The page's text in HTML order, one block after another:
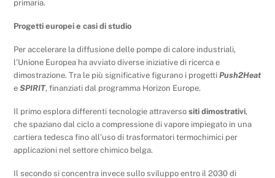
primaria.
Progetti europei e casi di studio
Per accelerare la diffusione delle pompe di calore industriali,
l’Unione Europea ha avviato diverse iniziative di ricerca e
dimostrazione. Tra le più significative figurano i progettiPush2Heat
eSPIRIT, finanziati dal programma Horizon Europe.
Il primo esplora differenti tecnologie attraversositi dimostrativi,
che spaziano dal ciclo a compressione di vapore impiegato in una
cartiera tedesca fino all’uso di trasformatori termochimici per
applicazioni nel settore chimico belga.
Il secondo si concentra invece sullo sviluppo entro il 2030 di